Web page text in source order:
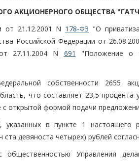
АКЦИОНЕРНОГО ОБЩЕСТВА
от 21.12.2001 N 178-ФЗ "О
Российской Федерации от
27.11.2004 N 691
"Положение о
собственности 2655
что составляет 23,5 процента
открытой формой подачи
указанных в пункте 1 настоящего
девяноста четырех) рублей
Управления